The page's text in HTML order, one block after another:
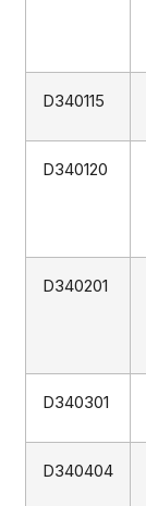
D340115
D340120
D340201
D340301
D340404